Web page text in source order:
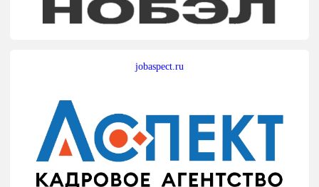
jobaspect.ru